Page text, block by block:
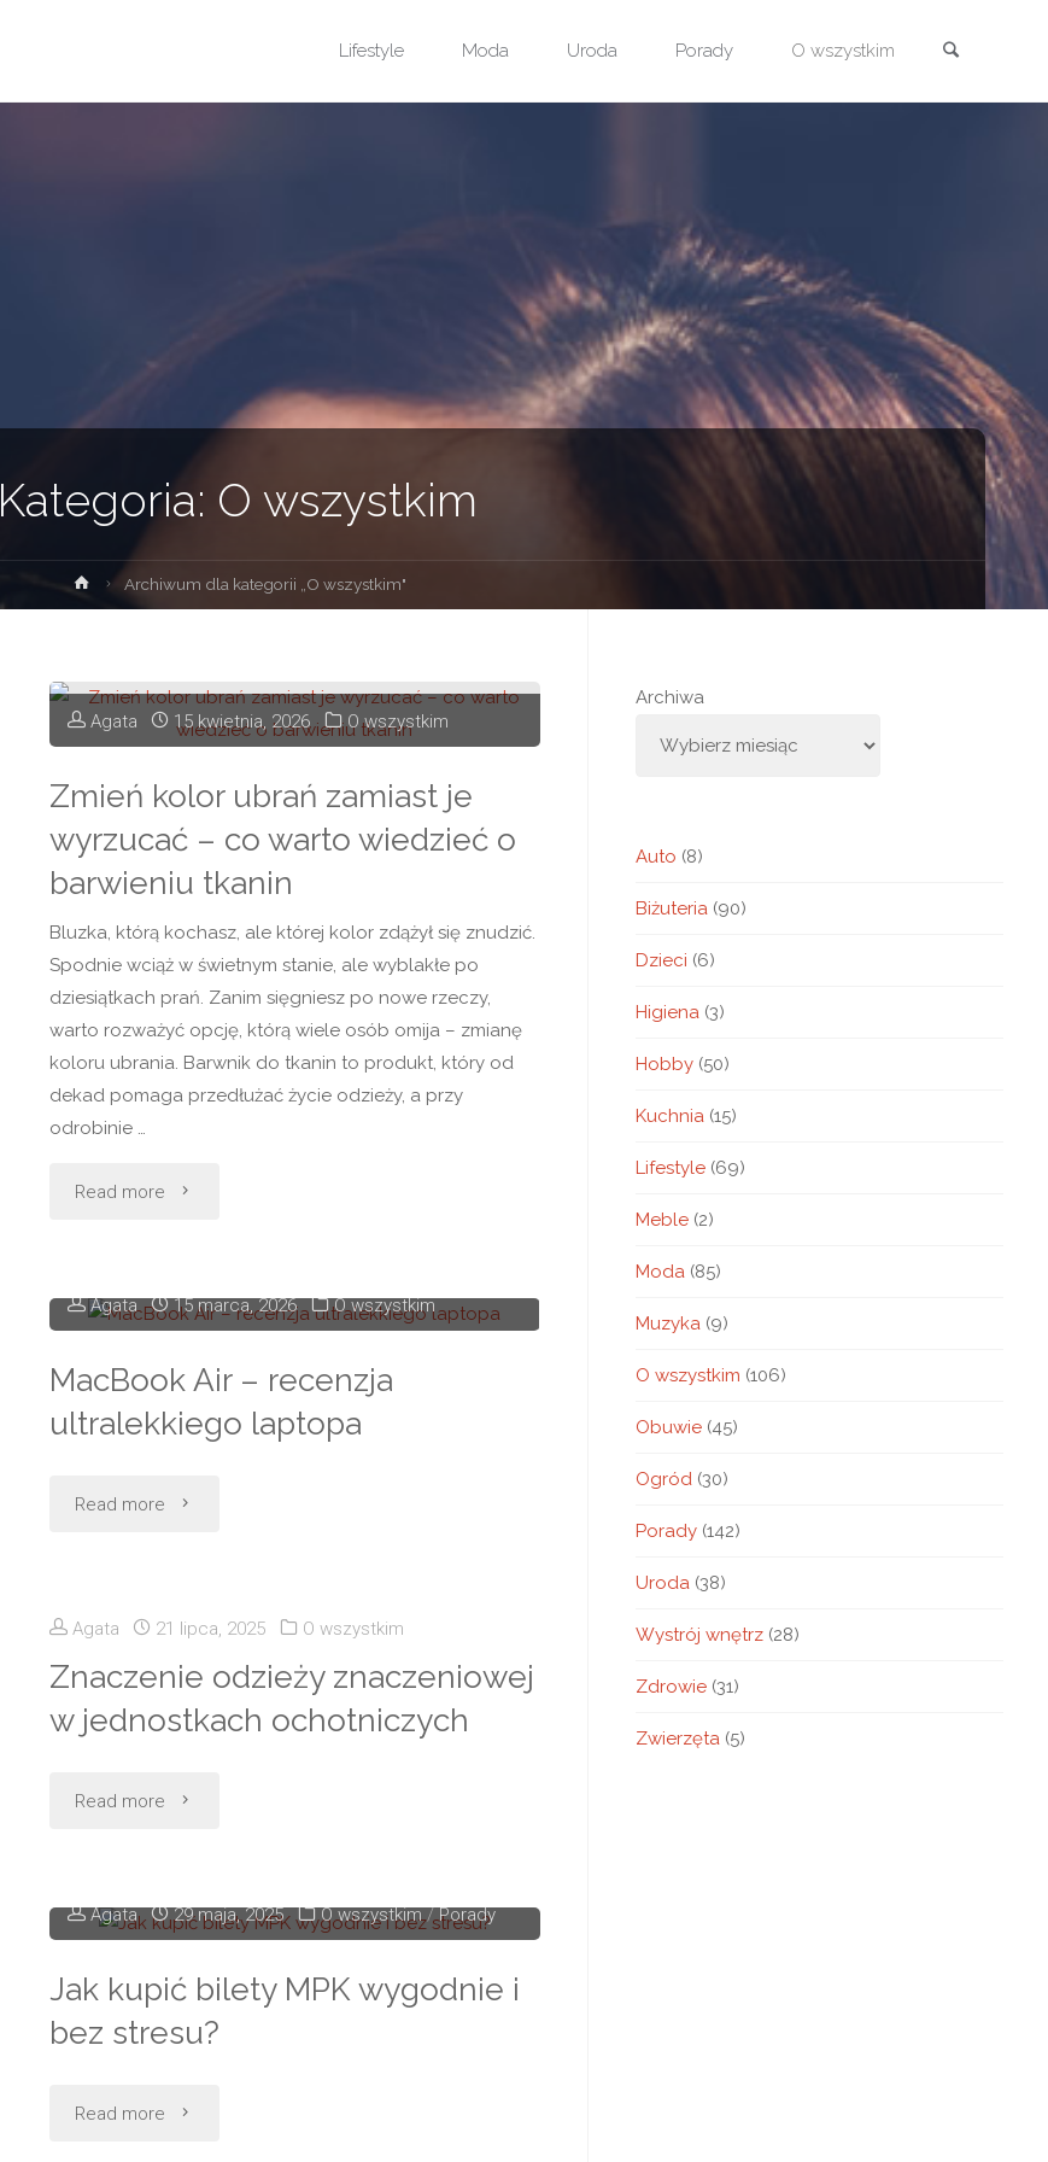
Lifestyle Moda Uroda Porady O wszystkim
Kategoria: O wszystkim
Strona
główna
Archiwum dla kategorii „O wszystkim"
Agata 15 kwietnia, 2026 O wszystkim
Zmień kolor ubrań zamiast je
wyrzucać – co warto wiedzieć o
barwieniu tkanin
Bluzka, którą kochasz, ale której kolor zdążył się znudzić.
Spodnie wciąż w świetnym stanie, ale wyblakłe po
dziesiątkach prań. Zanim sięgniesz po nowe rzeczy,
warto rozważyć opcję, którą wiele osób omija – zmianę
koloru ubrania. Barwnik do tkanin to produkt, który od
dekad pomaga przedłużać życie odzieży, a przy
odrobinie …
Read more "Zmień
ubrań
warto
wiedzieć
o
Agata 15 marca, 2026 O wszystkim
MacBook Air – recenzja
ultralekkiego laptopa
Read more "MacBook
recenzja
ultralekkiego
Agata 21 lipca, 2025 O wszystkim
Znaczenie odzieży znaczeniowej
w jednostkach ochotniczych
Read more "Znaczenie
znaczeniowej
Agata 29 maja, 2025 O wszystkim / Porady
Jak kupić bilety MPK wygodnie i
bez stresu?
Read more "Jak
Archiwa
Auto (8)
Biżuteria (90)
Dzieci (6)
Higiena (3)
Hobby (50)
Kuchnia (15)
Lifestyle (69)
Meble (2)
Moda (85)
Muzyka (9)
O wszystkim (106)
Obuwie (45)
Ogród (30)
Porady (142)
Uroda (38)
Wystrój wnętrz (28)
Zdrowie (31)
Zwierzęta (5)